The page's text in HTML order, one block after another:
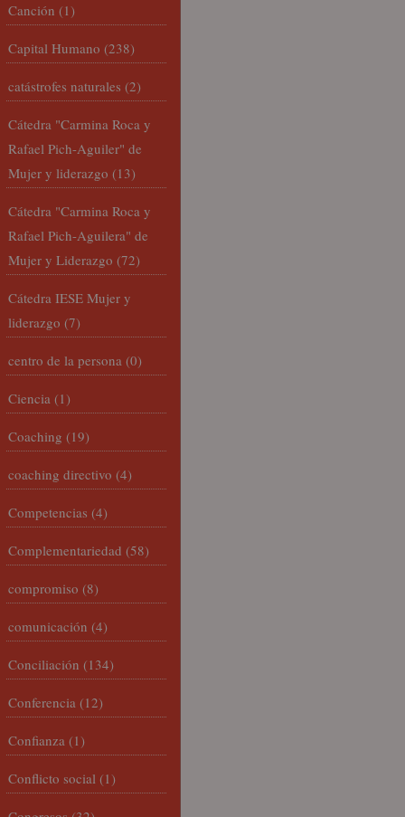
Canción (1)
Capital Humano (238)
catástrofes naturales (2)
Cátedra "Carmina Roca y
Rafael Pich-Aguiler" de
Mujer y liderazgo (13)
Cátedra "Carmina Roca y
Rafael Pich-Aguilera" de
Mujer y Liderazgo (72)
Cátedra IESE Mujer y
liderazgo (7)
centro de la persona (0)
Ciencia (1)
Coaching (19)
coaching directivo (4)
Competencias (4)
Complementariedad (58)
compromiso (8)
comunicación (4)
Conciliación (134)
Conferencia (12)
Confianza (1)
Conflicto social (1)